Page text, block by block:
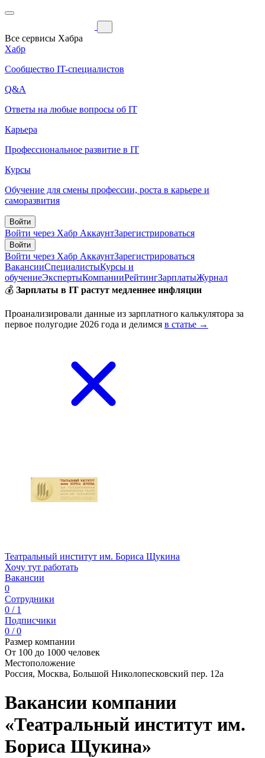
Все сервисы Хабра
Хабр
Сообщество IT-специалистов
Q&A
Ответы на любые вопросы об IT
Карьера
Профессиональное развитие в IT
Курсы
Обучение для смены профессии, роста в карьере и
саморазвития
Войти
Войти через Хабр АккаунтЗарегистрироваться
Войти
Войти через Хабр АккаунтЗарегистрироваться
ВакансииСпециалистыКурсы и
обучениеЭкспертыКомпанииРейтингЗарплатыЖурнал
💰 Зарплаты в IT растут медленнее инфляции
Проанализировали данные из зарплатного калькулятора за
первое полугодие 2026 года и делимся в статье →
Театральный институт им. Бориса Щукина
Хочу тут работать
Вакансии
0
Сотрудники
0 / 1
Подписчики
0 / 0
Размер компании
От 100 до 1000 человек
Местоположение
Россия, Москва, Большой Николопесковский пер. 12а
Вакансии компании
«Театральный институт им.
Бориса Щукина»